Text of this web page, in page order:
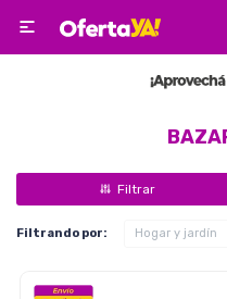

Filtrando por: Hogar y jardín
Tv, Audio